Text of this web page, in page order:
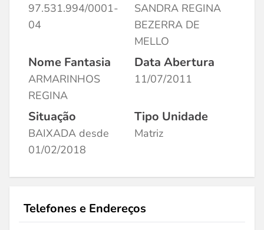
97.531.994/0001-
04
SANDRA REGINA
BEZERRA DE
MELLO
Nome Fantasia
ARMARINHOS
REGINA
Data Abertura
11/07/2011
Situação
BAIXADA desde
01/02/2018
Tipo Unidade
Matriz
Telefones e Endereços